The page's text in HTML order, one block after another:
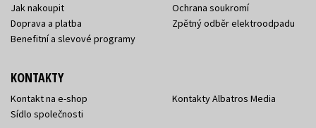
Jak nakoupit
Doprava a platba
Benefitní a slevové programy
Ochrana soukromí
Zpětný odběr elektroodpadu
KONTAKTY
Kontakt na e-shop
Sídlo společnosti
Kontakty Albatros Media